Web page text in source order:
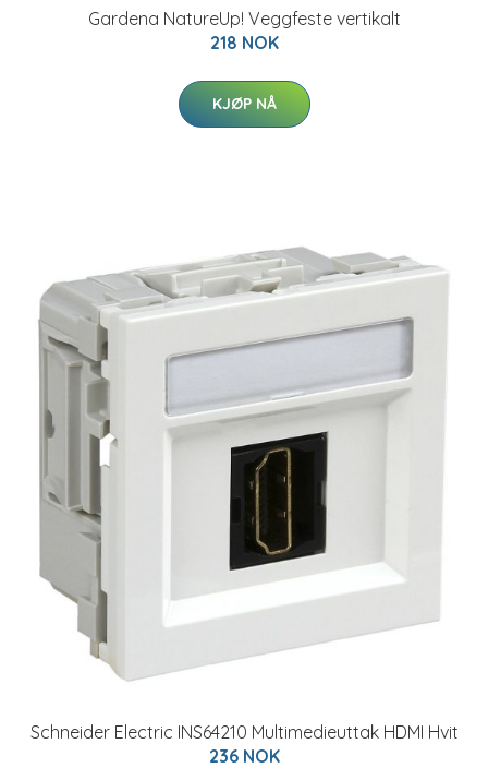
Gardena NatureUp! Veggfeste vertikalt
218 NOK
KJØP NÅ
Schneider Electric INS64210 Multimedieuttak HDMI Hvit
236 NOK